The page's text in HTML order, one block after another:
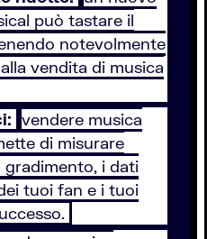
può tastare il
notevolmente
vendita di musica
vendere musica
di misurare
gradimento, i dati
tuoi fan e i tuoi